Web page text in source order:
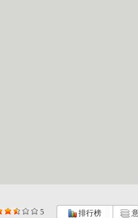
5 排行榜